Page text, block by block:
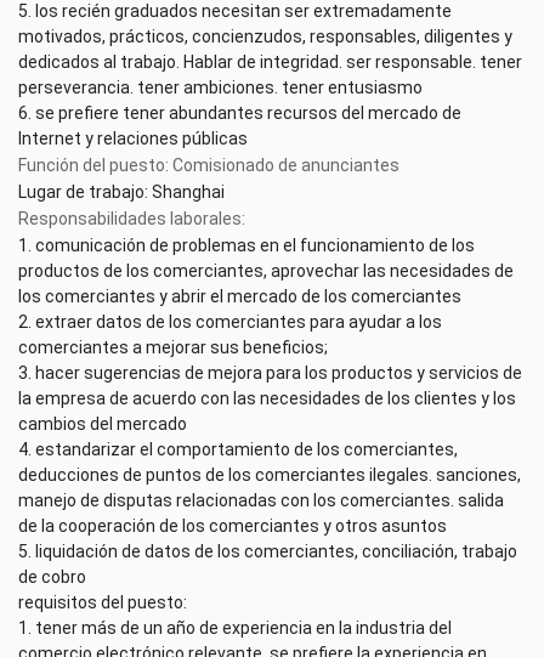
5. los recién graduados necesitan ser extremadamente
motivados, prácticos, concienzudos, responsables, diligentes y
dedicados al trabajo. Hablar de integridad. ser responsable. tener
perseverancia. tener ambiciones. tener entusiasmo
6. se prefiere tener abundantes recursos del mercado de
Internet y relaciones públicas
Función del puesto: Comisionado de anunciantes
Lugar de trabajo: Shanghai
Responsabilidades laborales:
1. comunicación de problemas en el funcionamiento de los
productos de los comerciantes, aprovechar las necesidades de
los comerciantes y abrir el mercado de los comerciantes
2. extraer datos de los comerciantes para ayudar a los
comerciantes a mejorar sus beneficios;
3. hacer sugerencias de mejora para los productos y servicios de
la empresa de acuerdo con las necesidades de los clientes y los
cambios del mercado
4. estandarizar el comportamiento de los comerciantes,
deducciones de puntos de los comerciantes ilegales. sanciones,
manejo de disputas relacionadas con los comerciantes. salida
de la cooperación de los comerciantes y otros asuntos
5. liquidación de datos de los comerciantes, conciliación, trabajo
de cobro
requisitos del puesto:
1. tener más de un año de experiencia en la industria del